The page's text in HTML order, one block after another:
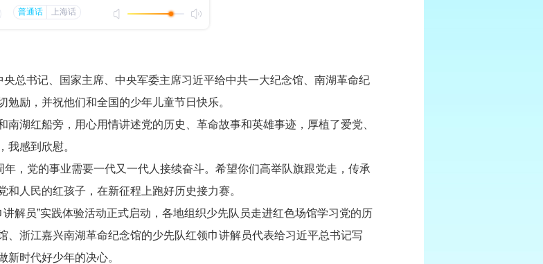
总书记、国家主席、中央军委主席习近平给中共一大纪念馆、南湖革命纪
励，并祝他们和全国的少年儿童节日快乐。
红船旁，用心用情讲述党的历史、革命故事和英雄事迹，厚植了爱党、
我感到欣慰。
党的事业需要一代又一代人接续奋斗。希望你们高举队旗跟党走，传承
人民的红孩子，在新征程上跑好历史接力赛。
员”实践体验活动正式启动，各地组织少先队员走进红色场馆学习党的历
、浙江嘉兴南湖革命纪念馆的少先队红领巾讲解员代表给习近平总书记写
时代好少年的决心。